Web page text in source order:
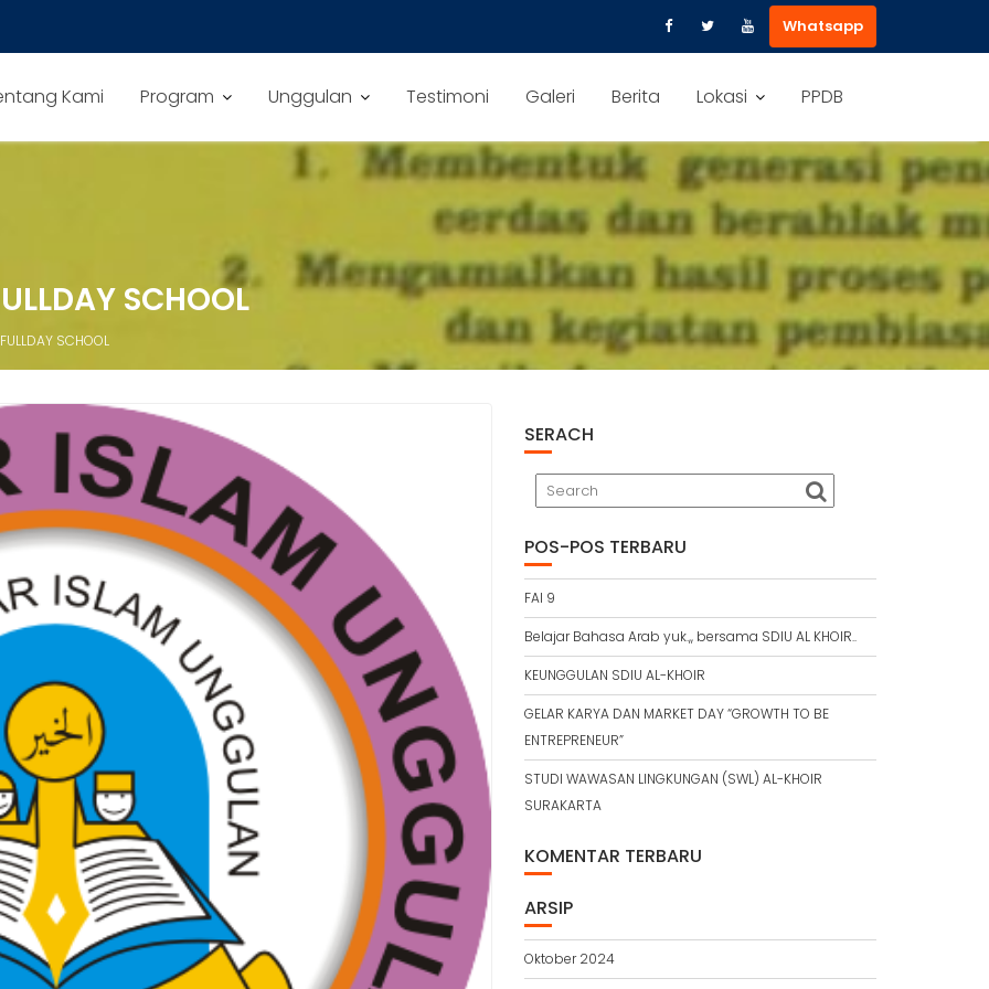
Whatsapp
Kami Program Unggulan Testimoni Galeri Berita Lokasi PPDB
SCHOOL
SCHOOL
SERACH
POS-POS TERBARU
FAI 9
Belajar Bahasa Arab yuk.,, bersama SDIU AL KHOIR..
KEUNGGULAN SDIU AL-KHOIR
GELAR KARYA DAN MARKET DAY “GROWTH TO BE
ENTREPRENEUR”
STUDI WAWASAN LINGKUNGAN (SWL) AL-KHOIR
SURAKARTA
KOMENTAR TERBARU
ARSIP
Oktober 2024